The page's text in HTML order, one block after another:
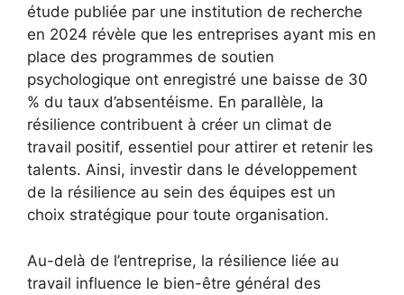
étude publiée par une institution de recherche
en 2024 révèle que les entreprises ayant mis en
place des programmes de soutien
psychologique ont enregistré une baisse de 30
% du taux d’absentéisme. En parallèle, la
résilience contribuent à créer un climat de
travail positif, essentiel pour attirer et retenir les
talents. Ainsi, investir dans le développement
de la résilience au sein des équipes est un
choix stratégique pour toute organisation.
Au-delà de l’entreprise, la résilience liée au
travail influence le bien-être général des